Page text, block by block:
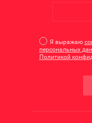
Я выражаю
персональных
Политикой